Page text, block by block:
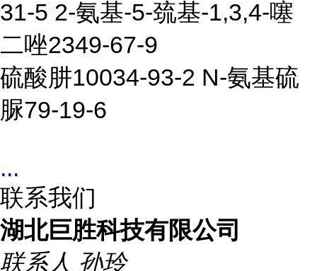
31-5 2-氨基-5-巯基-1,3,4-噻
二唑2349-67-9
硫酸肼10034-93-2 N-氨基硫
脲79-19-6
...
联系我们
湖北巨胜科技有限公司
联系人 孙玲